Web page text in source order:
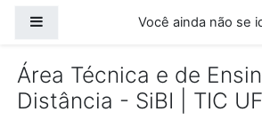
Você ainda não se
Área Técnica e de
Distância - SiBI | TIC